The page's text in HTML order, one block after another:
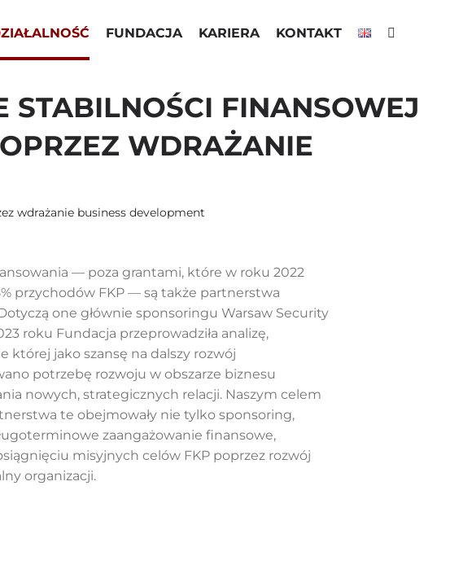
FUNDACJA KARIERA KONTAKT
FINANSOWEJ
WDRAŻANIE
wdrażanie business development
— poza grantami, które w roku 2022
przychodów FKP — są także partnerstwa
one głównie sponsoringu Warsaw Security
roku Fundacja przeprowadziła analizę,
której jako szansę na dalszy rozwój
potrzebę rozwoju w obszarze biznesu
nowych, strategicznych relacji. Naszym celem
te obejmowały nie tylko sponsoring,
zaangażowanie finansowe,
misyjnych celów FKP poprzez rozwój
organizacji.